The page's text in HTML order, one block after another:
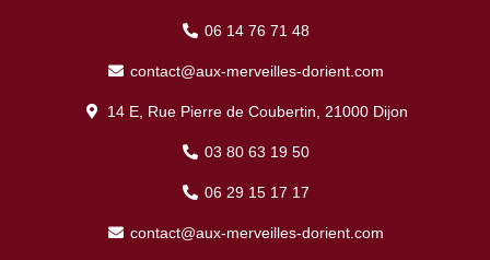
06 14 76 71 48
contact@aux-merveilles-dorient.com
14 E, Rue Pierre de Coubertin, 21000 Dijon
03 80 63 19 50
06 29 15 17 17
contact@aux-merveilles-dorient.com